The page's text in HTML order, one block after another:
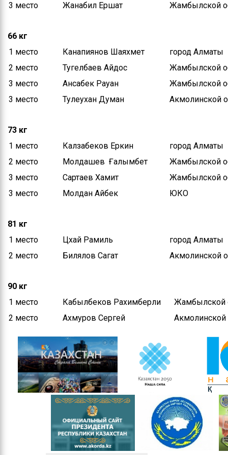
Информация по
3 место
Жанабил Ершат Жамбылской
66 кг
1 место
Канапиянов Шаяхмет
город Алматы
2 место
Тугелбаев Айдос
Жамбылской
3 место
Ансабек Рауан
Жамбылской
3 место
Тулеухан Думан Акмолинской
73 кг
1 место
Калзабеков Еркин
город Алматы
2 место
Молдашев Ғалымбет
Жамбылской
3 место
Сартаев Хамит
Жамбылской
3 место
Молдан Айбек ЮКО
81 кг
1 место
Цхай Рамиль
город Алматы
2 место
Билялов Сагат Акмолинской
90 кг
1 место
Кабылбеков Рахимберли
Жамбылской
2 место
Ахмуров Сергей Акмолинской